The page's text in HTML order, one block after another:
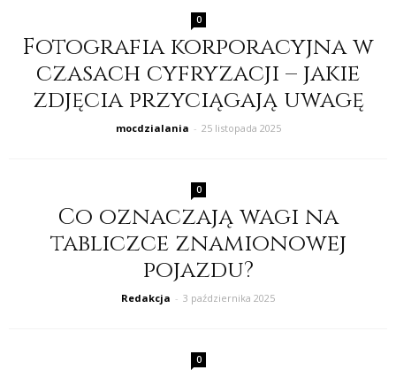
0
Fotografia korporacyjna w
czasach cyfryzacji – jakie
zdjęcia przyciągają uwagę
mocdzialania - 25 listopada 2025
0
Co oznaczają wagi na
tabliczce znamionowej
pojazdu?
Redakcja - 3 października 2025
0